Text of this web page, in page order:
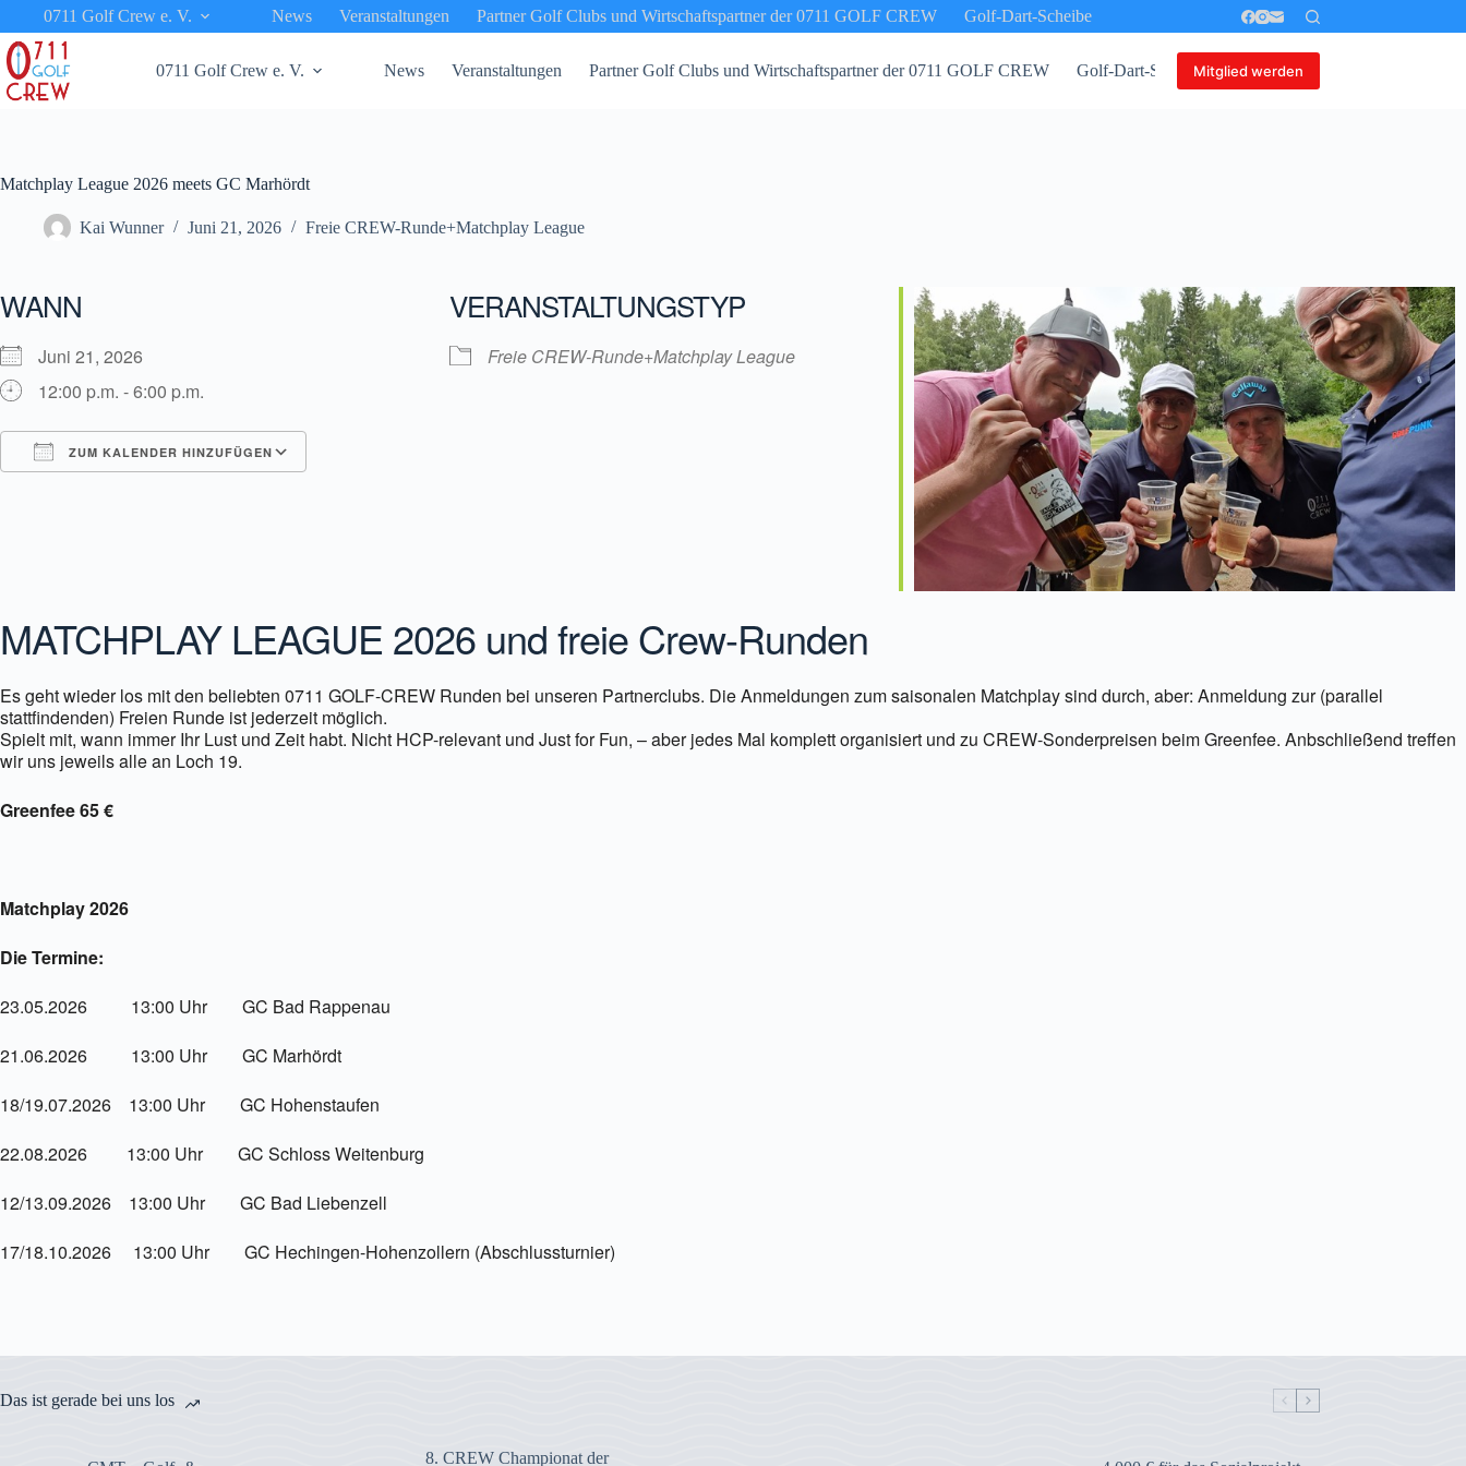
springen
0711 Golf Crew e. V. News Veranstaltungen Partner Golf Clubs und Wirtschaftspartner der 0711 GOLF CREW Golf-Dart-Scheibe
0711 Golf Crew e. V. News Veranstaltungen Partner Golf Clubs und Wirtschaftspartner der 0711 GOLF CREW Golf-Dart-ScheibeMitglied werden
Matchplay League 2026 meets GC Marhördt
Kai Wunner Juni 21, 2026 Freie CREW-Runde+Matchplay League
WANN
Juni 21, 2026
12:00 p.m. - 6:00 p.m.
ZUM KALENDER HINZUFÜGEN
Office 365 Outlook Live
VERANSTALTUNGSTYP
Freie CREW-Runde+Matchplay League
MATCHPLAY LEAGUE 2026 und freie Crew-Runden
Es geht wieder los mit den beliebten 0711 GOLF-CREW Runden bei unseren Partnerclubs. Die Anmeldungen zum saisonalen Matchplay sind durch, aber: Anmeldung zur (parallel
stattfindenden) Freien Runde ist jederzeit möglich.
Spielt mit, wann immer Ihr Lust und Zeit habt. Nicht HCP-relevant und Just for Fun, – aber jedes Mal komplett organisiert und zu CREW-Sonderpreisen beim Greenfee. Anbschließend treffen
wir uns jeweils alle an Loch 19.
Greenfee 65 €
Matchplay 2026
Die Termine:
23.05.2026 13:00 Uhr GC Bad Rappenau
21.06.2026 13:00 Uhr GC Marhördt
18/19.07.2026 13:00 Uhr GC Hohenstaufen
22.08.2026 13:00 Uhr GC Schloss Weitenburg
12/13.09.2026 13:00 Uhr GC Bad Liebenzell
17/18.10.2026 13:00 Uhr GC Hechingen-Hohenzollern (Abschlussturnier)
Das ist gerade bei uns los
8. CREW Championat der